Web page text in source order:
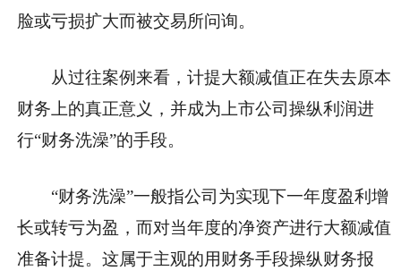
脸或亏损扩大而被交易所问询。
从过往案例来看，计提大额减值正在失去原本
财务上的真正意义，并成为上市公司操纵利润进
行“财务洗澡”的手段。
“财务洗澡”一般指公司为实现下一年度盈利增
长或转亏为盈，而对当年度的净资产进行大额减值
准备计提。这属于主观的用财务手段操纵财务报